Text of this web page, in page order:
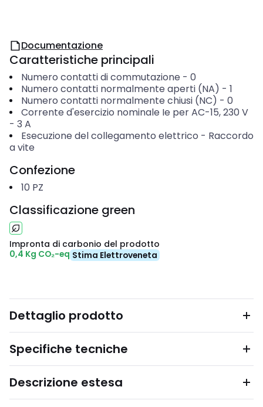
Documentazione
Caratteristiche principali
Numero contatti di commutazione - 0
Numero contatti normalmente aperti (NA) - 1
Numero contatti normalmente chiusi (NC) - 0
Corrente d'esercizio nominale Ie per AC-15, 230 V
- 3 A
Esecuzione del collegamento elettrico - Raccordo
a vite
Confezione
10 PZ
Classificazione green
Impronta di carbonio del prodotto
0,4 Kg CO₂-eq Stima Elettroveneta
Dettaglio prodotto
Specifiche tecniche
Descrizione estesa